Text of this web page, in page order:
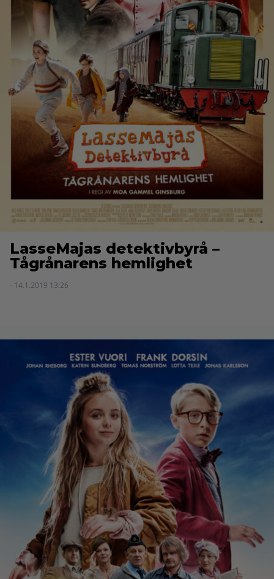
LasseMajas detektivbyrå –
Tågrånarens hemlighet
- 14.1.2019 13:26